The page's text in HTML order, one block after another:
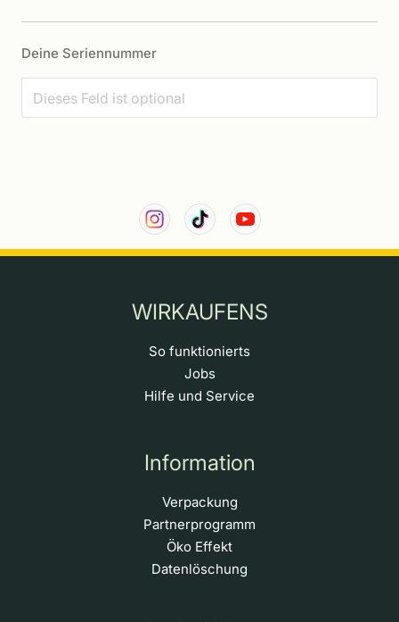
Deine Seriennummer
WIRKAUFENS
So funktionierts
Jobs
Hilfe und Service
Information
Verpackung
Partnerprogramm
Öko Effekt
Datenlöschung